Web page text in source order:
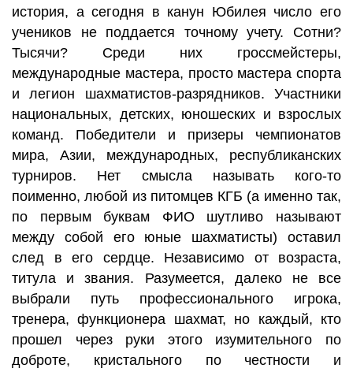
история, а сегодня в канун Юбилея число его
учеников не поддается точному учету. Сотни?
Тысячи? Среди них гроссмейстеры,
международные мастера, просто мастера спорта
и легион шахматистов-разрядников. Участники
национальных, детских, юношеских и взрослых
команд. Победители и призеры чемпионатов
мира, Азии, международных, республиканских
турниров. Нет смысла называть кого-то
поименно, любой из питомцев КГБ (а именно так,
по первым буквам ФИО шутливо называют
между собой его юные шахматисты) оставил
след в его сердце. Независимо от возраста,
титула и звания. Разумеется, далеко не все
выбрали путь профессионального игрока,
тренера, функционера шахмат, но каждый, кто
прошел через руки этого изумительного по
доброте, кристального по честности и